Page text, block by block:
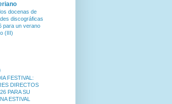
docenas de
discográficas
para un verano
(III)
FESTIVAL:
DIRECTOS
PARA SU
ESTIVAL